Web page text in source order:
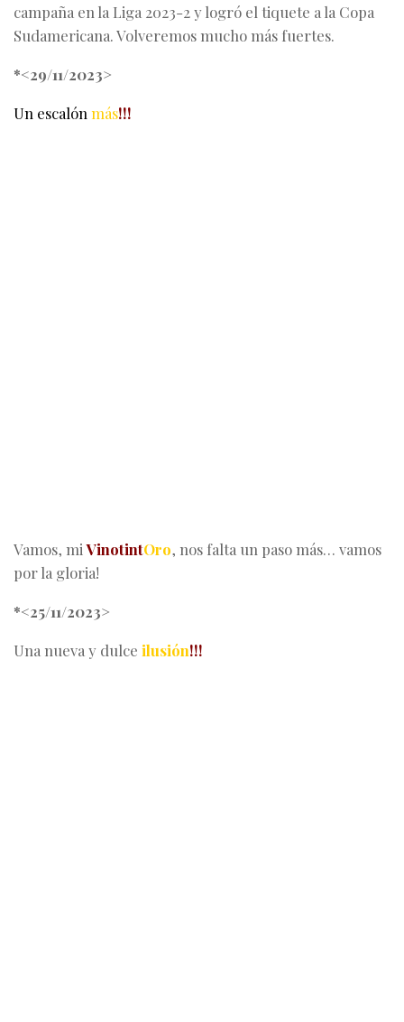
campaña en la Liga 2023-2 y logró el tiquete a la Copa
Sudamericana. Volveremos mucho más fuertes.
*<29/11/2023>
Un escalón más!!!
Vamos, miVinotintOro, nos falta un paso más… vamos
por la gloria!
*<25/11/2023>
Una nueva y dulce ilusión!!!